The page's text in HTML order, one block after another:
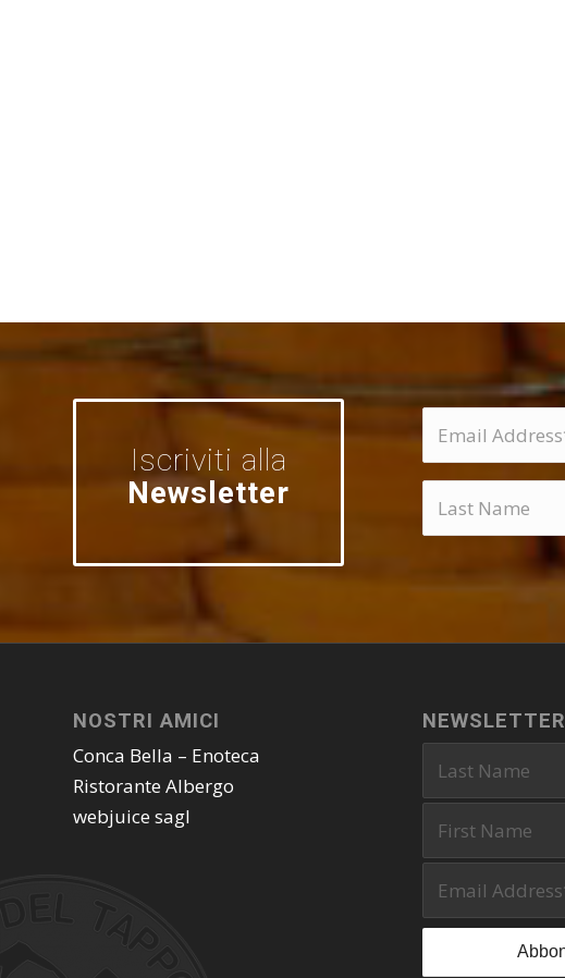
Iscriviti alla
Newsletter
NOSTRI AMICI
Conca Bella – Enoteca
Ristorante Albergo
webjuice sagl
NEWSLETTER